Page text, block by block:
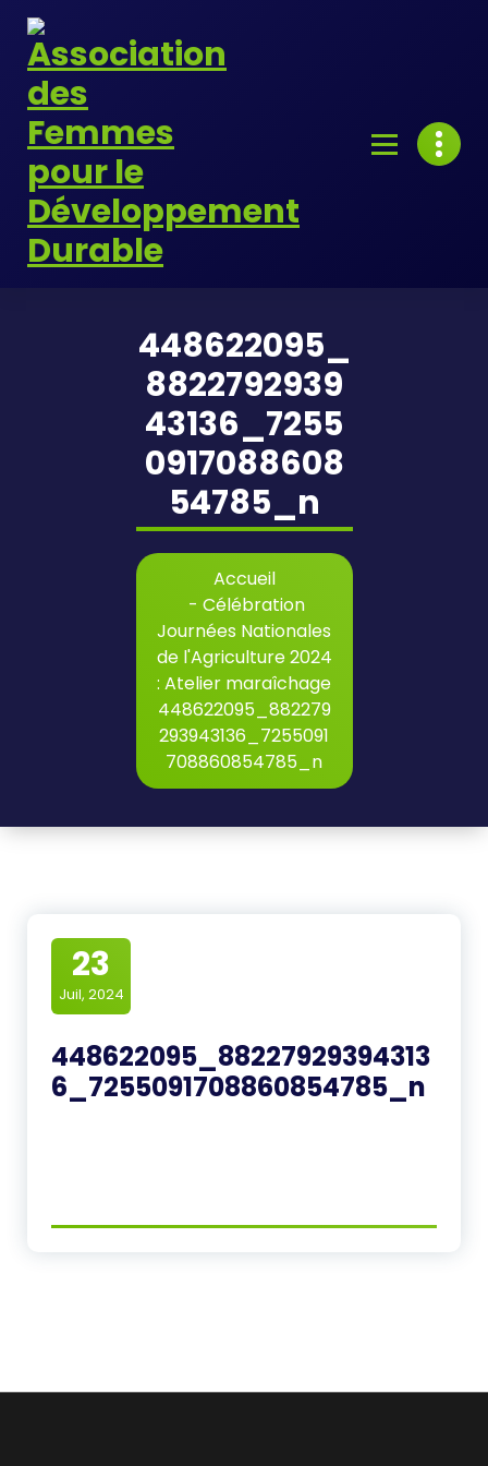
Skip
content
448622095_
8822792939
43136_7255
0917088608
54785_n
Accueil
- Célébration
Journées Nationales
de l'Agriculture 2024
: Atelier maraîchage
448622095_882279
293943136_7255091
708860854785_n
23
Juil, 2024
448622095_88227929394313
6_7255091708860854785_n